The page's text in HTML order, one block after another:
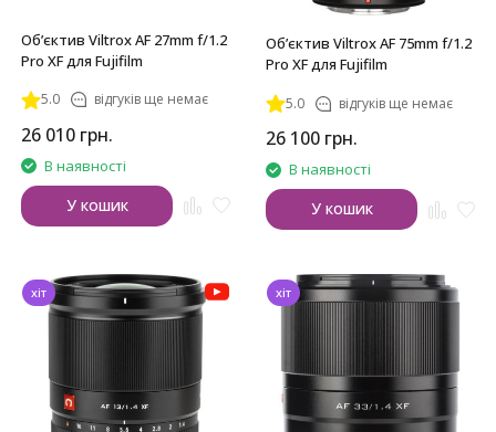
Обʼєктив Viltrox AF 27mm f/1.2
Pro XF для Fujifilm
5.0 відгуків ще немає
26 010 грн.
В наявності
У кошик
Обʼєктив Viltrox AF 75mm f/1.2
Pro XF для Fujifilm
5.0 відгуків ще немає
26 100 грн.
В наявності
У кошик
хіт хіт